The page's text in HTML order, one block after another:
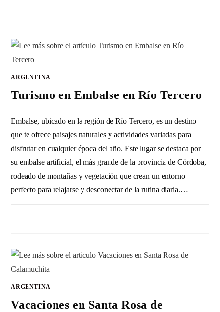
ARGENTINA
Turismo en Embalse en Río Tercero
Embalse, ubicado en la región de Río Tercero, es un destino
que te ofrece paisajes naturales y actividades variadas para
disfrutar en cualquier época del año. Este lugar se destaca por
su embalse artificial, el más grande de la provincia de Córdoba,
rodeado de montañas y vegetación que crean un entorno
perfecto para relajarse y desconectar de la rutina diaria.…
ARGENTINA
Vacaciones en Santa Rosa de